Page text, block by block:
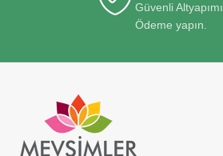
Güvenli
Ödeme yapın.